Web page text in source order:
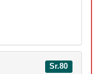
Sr.80